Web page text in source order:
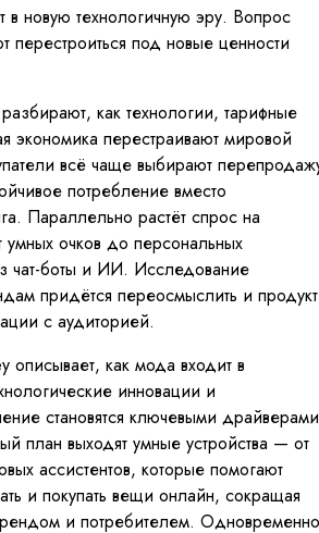
новую технологичную эру. Вопрос
под новые ценности
как технологии, тарифные
экономика перестраивают мировой
всё чаще выбирают
потребление вместо
Параллельно растёт спрос на
очков до персональных
чат-боты и ИИ. Исследование
придётся переосмыслить и
с аудиторией.
описывает, как мода входит в
инновации и
становятся ключевыми драйверами
план выходят умные устройства — от
ассистентов, которые помогают
и покупать вещи онлайн, сокращая
и потребителем. Одновременно